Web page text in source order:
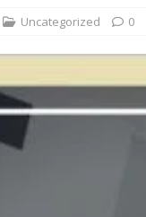
Uncategorized 0